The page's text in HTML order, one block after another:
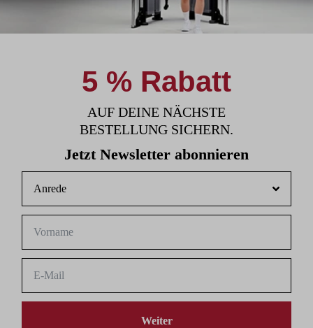
5 % Rabatt
AUF DEINE NÄCHSTE
BESTELLUNG SICHERN.
Jetzt Newsletter abonnieren
Weiter